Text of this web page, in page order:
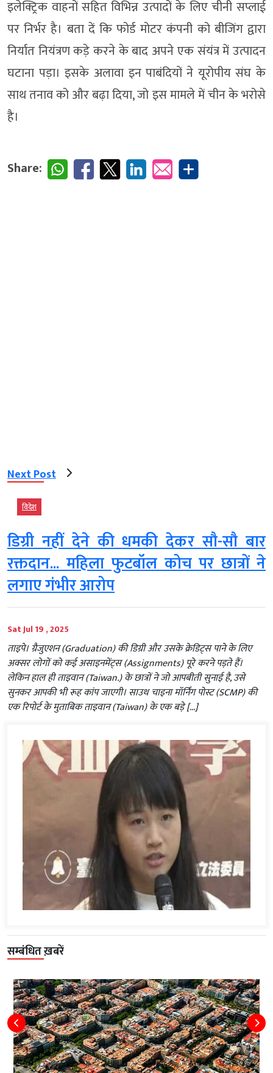
इलेक्ट्रिक वाहनों सहित विभिन्न उत्पादों के लिए चीनी सप्लाई
पर निर्भर है। बता दें कि फोर्ड मोटर कंपनी को बीजिंग द्वारा
निर्यात नियंत्रण कड़े करने के बाद अपने एक संयंत्र में उत्पादन
घटाना पड़ा। इसके अलावा इन पाबंदियों ने यूरोपीय संघ के
साथ तनाव को और बढ़ा दिया, जो इस मामले में चीन के भरोसे
है।
Share:
Next Post
विदेश
डिग्री नहीं देने की धमकी देकर सौ-सौ बार
रक्तदान... महिला फुटबॉल कोच पर छात्रों ने
लगाए गंभीर आरोप
Sat Jul 19 , 2025
ताइपे। ग्रैजुएशन (Graduation) की डिग्री और उसके क्रेडिट्स पाने के लिए
अक्सर लोगों को कई असाइनमेंट्स (Assignments) पूरे करने पड़ते हैं।
लेकिन हाल ही ताइवान (Taiwan.) के छात्रों ने जो आपबीती सुनाई है, उसे
सुनकर आपकी भी रूह कांप जाएगी। साउथ चाइना मॉर्निंग पोस्ट (SCMP) की
एक रिपोर्ट के मुताबिक ताइवान (Taiwan) के एक बड़े […]
सम्बंधित ख़बरें